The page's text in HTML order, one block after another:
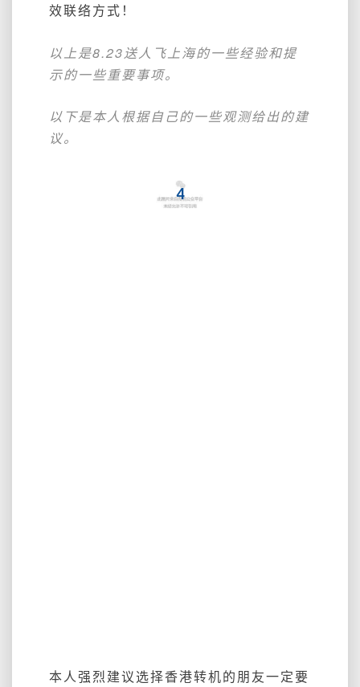
效联络方式！
以上是8.23送人飞上海的一些经验和提
示的一些重要事项。
以下是本人根据自己的一些观测给出的建
议。
4
本人强烈建议选择香港转机的朋友一定要